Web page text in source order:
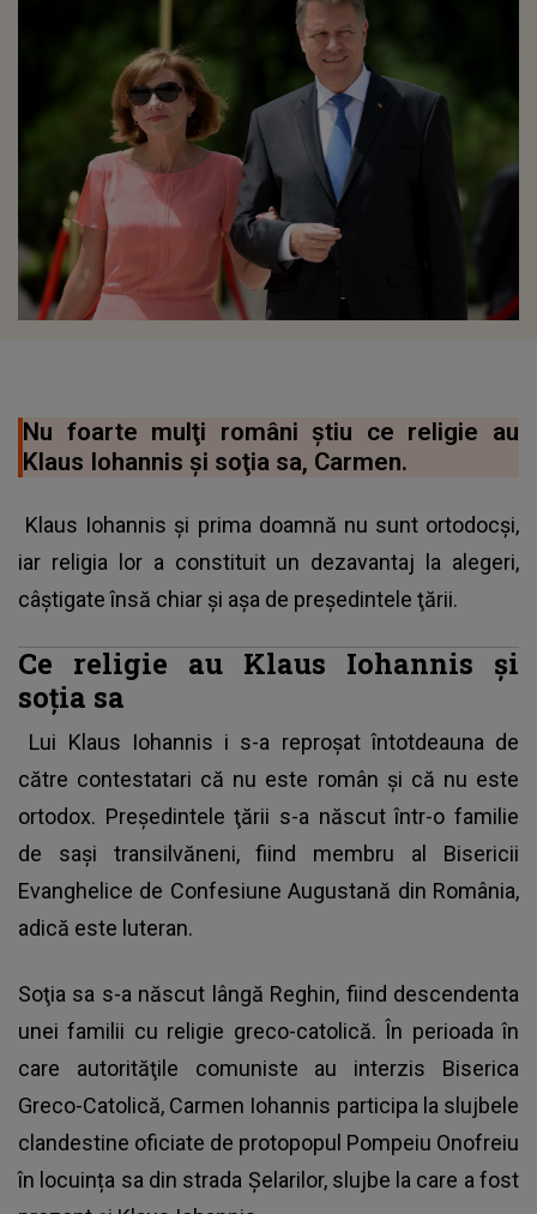
Nu foarte mulţi români ştiu ce religie au
Klaus Iohannis şi soţia sa, Carmen.
Klaus Iohannis şi prima doamnă nu sunt ortodocşi,
iar religia lor a constituit un dezavantaj la alegeri,
câştigate însă chiar şi aşa de preşedintele ţării.
Ce religie au Klaus Iohannis şi
soţia sa
Lui Klaus Iohannis i s-a reproşat întotdeauna de
către contestatari că nu este român şi că nu este
ortodox. Preşedintele ţării s-a născut într-o familie
de saşi transilvăneni, fiind membru al Bisericii
Evanghelice de Confesiune Augustană din România,
adică este luteran.
Soţia sa s-a născut lângă Reghin, fiind descendenta
unei familii cu religie greco-catolică. În perioada în
care autorităţile comuniste au interzis Biserica
Greco-Catolică, Carmen Iohannis participa la slujbele
clandestine oficiate de protopopul Pompeiu Onofreiu
în locuința sa din strada Șelarilor, slujbe la care a fost